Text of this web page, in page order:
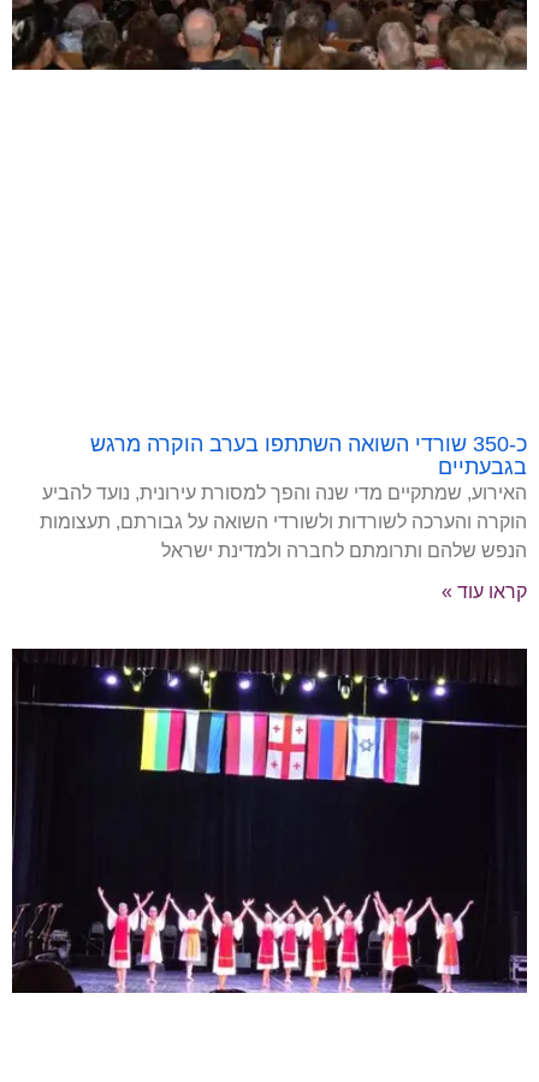
כ-350 שורדי השואה השתתפו בערב הוקרה מרגש
בגבעתיים
האירוע, שמתקיים מדי שנה והפך למסורת עירונית, נועד להביע
הוקרה והערכה לשורדות ולשורדי השואה על גבורתם, תעצומות
הנפש שלהם ותרומתם לחברה ולמדינת ישראל
קראו עוד »